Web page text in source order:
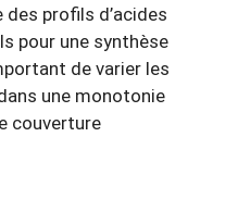
profils d’acides
pour une synthèse
de varier les
une monotonie
couverture